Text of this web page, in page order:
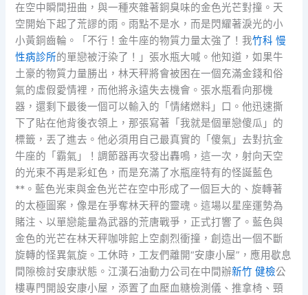
在空中瞬間扭曲，與一種夾雜著銅臭味的金色光芒對撞。天
空開始下起了荒謬的雨。雨點不是水，而是閃耀著淚光的小
小黃銅齒輪。「不行！金牛座的物質力量太強了！我竹科 慢
性病診所的單戀被汙染了！」張水瓶大喊。他知道，如果牛
土豪的物質力量勝出，林天秤將會被困在一個充滿金錢和俗
氣的虛假愛情裡，而他將永遠失去機會。張水瓶看向那機
器，還剩下最後一個可以輸入的「情緒燃料」口。他迅速撕
下了貼在他背後衣領上，那張寫著「我就是個單戀傻瓜」的
標籤，丟了進去。他必須用自己最真實的「傻氣」去對抗金
牛座的「霸氣」！調節器再次發出轟鳴，這一次，射向天空
的光束不再是彩虹色，而是充滿了水瓶座特有的怪誕藍色
**。藍色光束與金色光芒在空中形成了一個巨大的、旋轉著
的太極圖案，像是在爭奪林天秤的靈魂。這場以星座運勢為
賭注、以單戀能量為武器的荒唐戰爭，正式打響了。藍色與
金色的光芒在林天秤咖啡館上空劇烈衝撞，創造出一個不斷
旋轉的怪異氣旋。工休時，工友們離開“安康小屋”，應用歇息
間隙檢討安康狀態。江漢石油動力公司在中間辦新竹 健檢公
樓專門開設安康小屋，添置了血壓血糖檢測儀、推拿椅、頸